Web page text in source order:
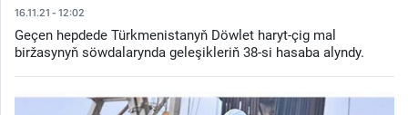
16.11.21 - 12:02
Geçen hepdede Türkmenistanyň Döwlet haryt-çig mal
biržasynyň söwdalarynda geleşikleriň 38-si hasaba alyndy.